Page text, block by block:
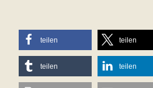
teilen teilen
teilen teilen